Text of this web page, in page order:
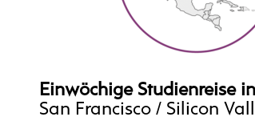
Einwöchige Studienreise
San Francisco / Silicon